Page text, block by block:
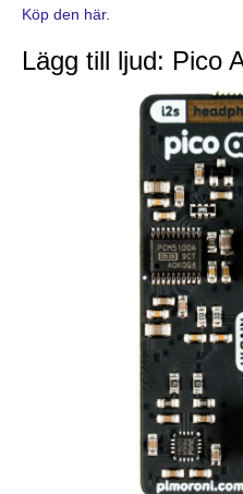
Köp den här.
Lägg till ljud: Pico